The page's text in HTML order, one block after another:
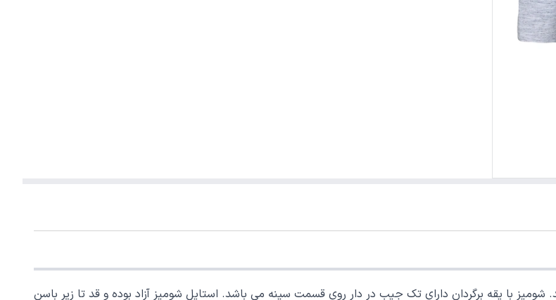
با یقه برگردان دارای تک جیب در دار روی قسمت سینه می باشد. استایل شومیز آزاد بوده و قد تا زیر باسن